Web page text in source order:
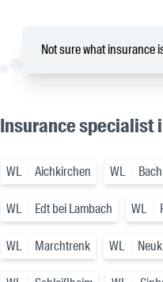
Not sure what insurance
Insurance specialist
WL Aichkirchen WL
WL Edt bei Lambach WL
WL Marchtrenk WL